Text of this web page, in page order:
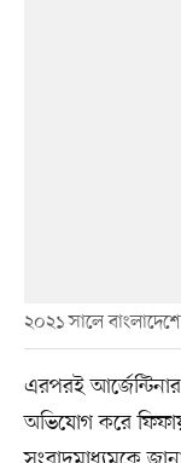
২০২১ সালে
এরপরই
অভিযোগ করে